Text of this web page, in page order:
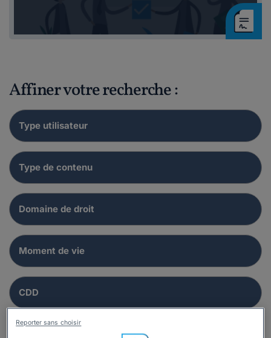
Affiner votre recherche :
Reporter sans choisir